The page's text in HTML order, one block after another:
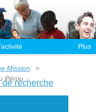
Plus
Mission
>
Pérourecherche